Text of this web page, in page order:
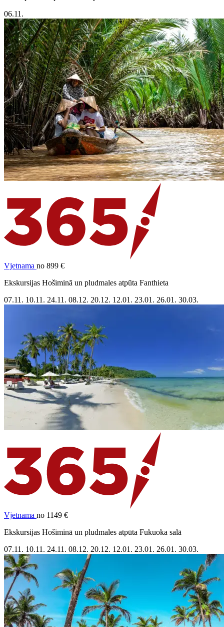
06.11.
Vjetnama no 899 €
Ekskursijas Hošiminā un pludmales atpūta Fanthieta
07.11. 10.11. 24.11. 08.12. 20.12. 12.01. 23.01. 26.01. 30.03.
Vjetnama no 1149 €
Ekskursijas Hošiminā un pludmales atpūta Fukuoka salā
07.11. 10.11. 24.11. 08.12. 20.12. 12.01. 23.01. 26.01. 30.03.